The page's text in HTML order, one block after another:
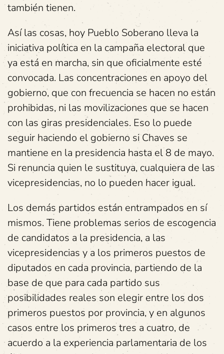
también tienen.
Así las cosas, hoy Pueblo Soberano lleva la
iniciativa política en la campaña electoral que
ya está en marcha, sin que oficialmente esté
convocada. Las concentraciones en apoyo del
gobierno, que con frecuencia se hacen no están
prohibidas, ni las movilizaciones que se hacen
con las giras presidenciales. Eso lo puede
seguir haciendo el gobierno si Chaves se
mantiene en la presidencia hasta el 8 de mayo.
Si renuncia quien le sustituya, cualquiera de las
vicepresidencias, no lo pueden hacer igual.
Los demás partidos están entrampados en sí
mismos. Tiene problemas serios de escogencia
de candidatos a la presidencia, a las
vicepresidencias y a los primeros puestos de
diputados en cada provincia, partiendo de la
base de que para cada partido sus
posibilidades reales son elegir entre los dos
primeros puestos por provincia, y en algunos
casos entre los primeros tres a cuatro, de
acuerdo a la experiencia parlamentaria de los